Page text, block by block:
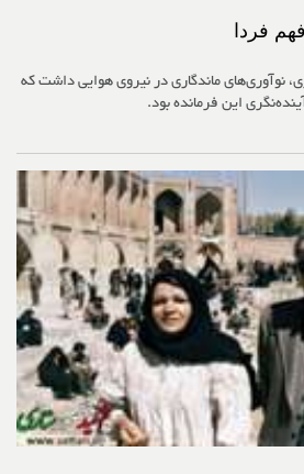
فردا
نوآوری‌های ماندگاری در نیروی هوایی داشت که
این فرمانده بود.